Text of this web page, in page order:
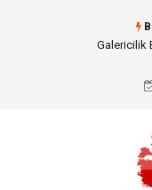
Doküman